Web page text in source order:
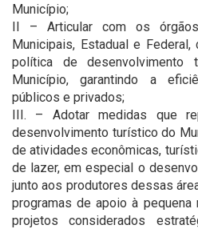
Município;
II – Articular com os
Municipais, Estadual e
política de desenvolvimento
Município, garantindo a
públicos e privados;
III. – Adotar medidas que
desenvolvimento turístico do
de atividades econômicas,
de lazer, em especial o
junto aos produtores dessas
programas de apoio à
projetos considerados